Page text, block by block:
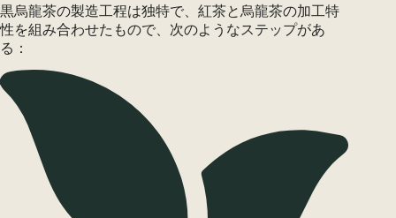
黒烏龍茶の製造工程は独特で、紅茶と烏龍茶の加工特
性を組み合わせたもので、次のようなステップがあ
る：